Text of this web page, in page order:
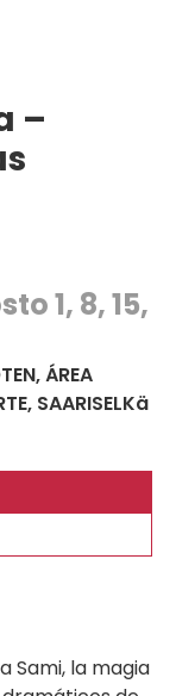
–
1, 8, 15,
ÁREA
SAARISELKä
Sami, la magia